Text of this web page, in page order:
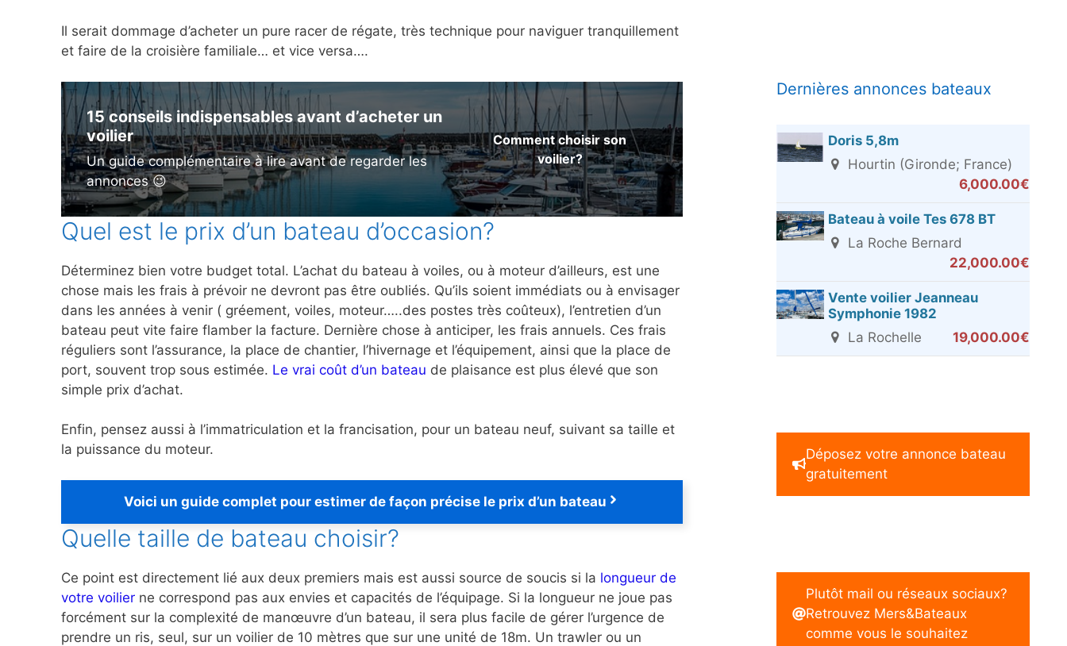
Il serait dommage d’acheter un pure racer de régate, très technique pour naviguer tranquillement
et faire de la croisière familiale… et vice versa….
15 conseils indispensables avant d’acheter un
voilier
Un guide complémentaire à lire avant de regarder les
annonces 😉
Comment choisir son
voilier?
Quel est le prix d’un bateau d’occasion?
Déterminez bien votre budget total. L’achat du bateau à voiles, ou à moteur d’ailleurs, est une
chose mais les frais à prévoir ne devront pas être oubliés. Qu’ils soient immédiats ou à envisager
dans les années à venir ( gréement, voiles, moteur…..des postes très coûteux), l’entretien d’un
bateau peut vite faire flamber la facture. Dernière chose à anticiper, les frais annuels. Ces frais
réguliers sont l’assurance, la place de chantier, l’hivernage et l’équipement, ainsi que la place de
port, souvent trop sous estimée. Le vrai coût d’un bateau de plaisance est plus élevé que son
simple prix d’achat.
Enfin, pensez aussi à l’immatriculation et la francisation, pour un bateau neuf, suivant sa taille et
la puissance du moteur.
Voici un guide complet pour estimer de façon précise le prix d’un bateau
Quelle taille de bateau choisir?
Ce point est directement lié aux deux premiers mais est aussi source de soucis si la longueur de
votre voilier ne correspond pas aux envies et capacités de l’équipage. Si la longueur ne joue pas
forcément sur la complexité de manœuvre d’un bateau, il sera plus facile de gérer l’urgence de
prendre un ris, seul, sur un voilier de 10 mètres que sur une unité de 18m. Un trawler ou un
Dernières annonces bateaux
Doris 5,8m
Hourtin (Gironde; France)
6,000.00€
Bateau à voile Tes 678 BT
La Roche Bernard
22,000.00€
Vente voilier Jeanneau
Symphonie 1982
La Rochelle
19,000.00€
Déposez votre annonce bateau
gratuitement
Plutôt mail ou réseaux sociaux?
Retrouvez Mers&Bateaux
comme vous le souhaitez